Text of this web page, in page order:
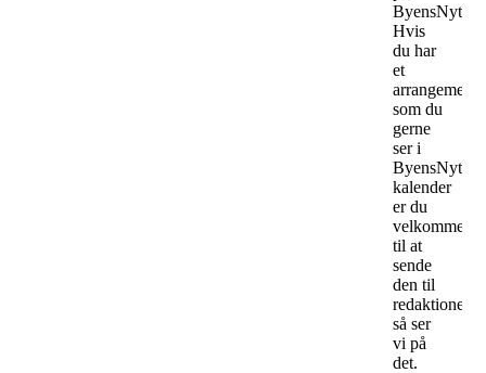
ByensNyt.
Hvis
du har
et
arrangement
som du
gerne
ser i
ByensNyts
kalender
er du
velkommen
til at
sende
den til
redaktionen,
så ser
vi på
det.